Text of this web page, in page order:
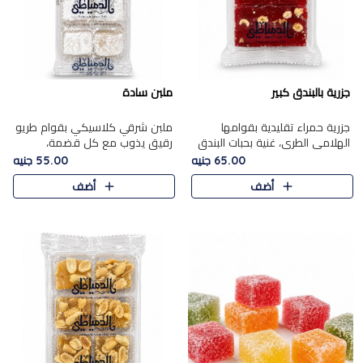
جزرية بالبندق كبير
جزرية حمراء تقليدية بقوامها
الهلامي الطري، غنية بحبات البندق
الفاخرة التي تضيف قرمشة راقية
إلى قوامها الناعم، لتقدم مزيجًا
متوازنًا من النكه..
65.00 جنيه
أضف
ملبن سادة
ملبن شرقي كلاسيكي بقوام طريو
رقيق يذوب مع كل قضمة،
مغطى بطبقة ناعمة من السكر
البودرة ليقدم المذاق الأصيل الذي
ارتبط بحلويات المولد التقليدي..
55.00 جنيه
أضف